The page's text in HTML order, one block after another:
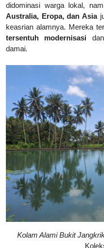
didominasi warga lokal,
Australia, Eropa, dan Asia
keasrian alamnya. Mereka
tersentuh modernisasi
damai.
Kolam Alami Bukit